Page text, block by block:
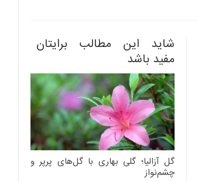
شاید این مطالب برایتان
مفید باشد
گل آزالیا؛ گلی بهاری با گل‌های پرپر و
چشم‌نواز